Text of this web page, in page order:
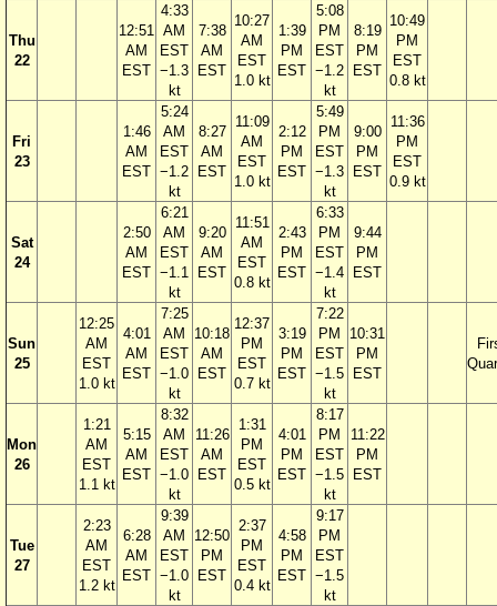
Thu
22
12:51
AM
EST
4:33
AM
EST
−1.3
kt
7:38
AM
EST
10:27
AM
EST
1.0 kt
1:39
PM
EST
5:08
PM
EST
−1.2
kt
8:19
PM
EST
10:49
PM
EST
0.8 kt
Fri
23
1:46
AM
EST
5:24
AM
EST
−1.2
kt
8:27
AM
EST
11:09
AM
EST
1.0 kt
2:12
PM
EST
5:49
PM
EST
−1.3
kt
9:00
PM
EST
11:36
PM
EST
0.9 kt
Sat
24
2:50
AM
EST
6:21
AM
EST
−1.1
kt
9:20
AM
EST
11:51
AM
EST
0.8 kt
2:43
PM
EST
6:33
PM
EST
−1.4
kt
9:44
PM
EST
Sun
25
12:25
AM
EST
1.0 kt
4:01
AM
EST
7:25
AM
EST
−1.0
kt
10:18
AM
EST
12:37
PM
EST
0.7 kt
3:19
PM
EST
7:22
PM
EST
−1.5
kt
10:31
PM
EST
Mon
26
1:21
AM
EST
1.1 kt
5:15
AM
EST
8:32
AM
EST
−1.0
kt
11:26
AM
EST
1:31
PM
EST
0.5 kt
4:01
PM
EST
8:17
PM
EST
−1.5
kt
11:22
PM
EST
Tue
27
2:23
AM
EST
1.2 kt
6:28
AM
EST
9:39
AM
EST
−1.0
kt
12:50
PM
EST
2:37
PM
EST
0.4 kt
4:58
PM
EST
9:17
PM
EST
−1.5
kt